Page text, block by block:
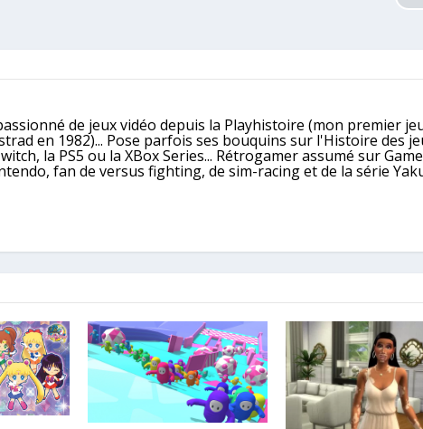
de jeux vidéo depuis la Playhistoire (mon premier
en 1982)... Pose parfois ses bouquins sur l'Histoire des
la PS5 ou la XBox Series... Rétrogamer assumé sur
fan de versus fighting, de sim-racing et de la série